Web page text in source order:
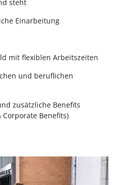
steht
Einarbeitung
mit flexiblen Arbeitszeiten
und beruflichen
zusätzliche Benefits
Benefits)